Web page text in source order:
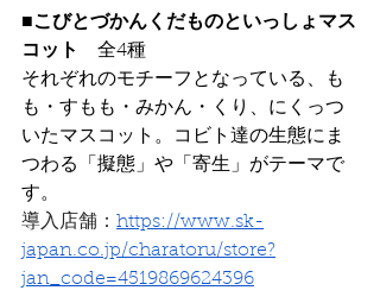
■こびとづかんくだものといっしょマス
コット
全4種
それぞれのモチーフとなっている、も
も・すもも・みかん・くり、にくっつ
いたマスコット。コビト達の生態にま
つわる「擬態」や「寄生」がテーマで
す。
導入店舗： https://www.sk-
japan.co.jp/charatoru/store?
jan_code=4519869624396